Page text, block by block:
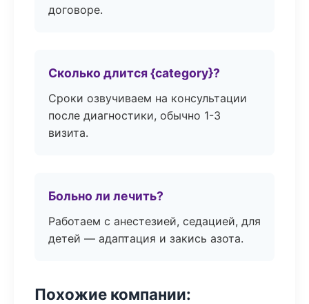
договоре.
Сколько длится {category}?
Сроки озвучиваем на консультации
после диагностики, обычно 1-3
визита.
Больно ли лечить?
Работаем с анестезией, седацией, для
детей — адаптация и закись азота.
Похожие компании: